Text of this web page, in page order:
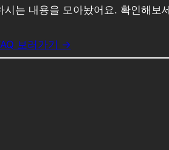
시는 내용을 모아놨어요. 확인해보
보러가기 →